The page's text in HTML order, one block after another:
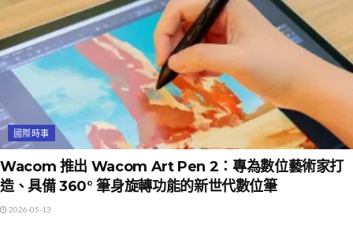
國際時事
Wacom 推出 Wacom Art Pen 2：專為數位藝術家打
造、具備 360° 筆身旋轉功能的新世代數位筆
2026-05-13